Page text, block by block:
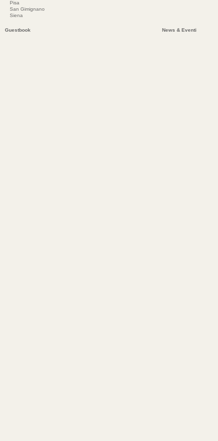
Pisa
San Gimignano
Siena
Guestbook News & Eventi